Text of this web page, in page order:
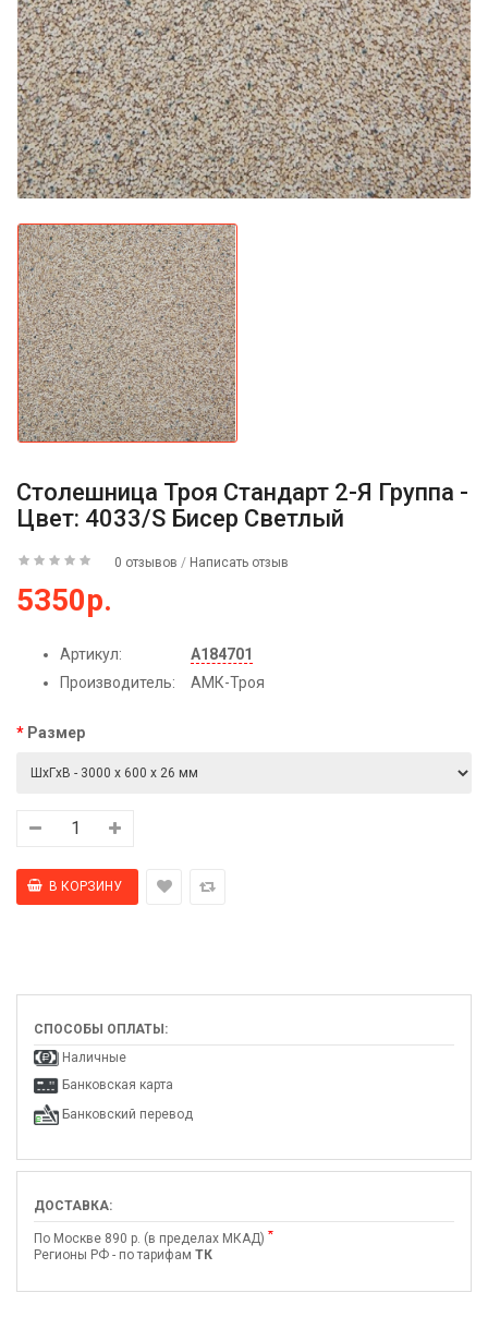
Столешница Троя Стандарт 2-Я Группа -
Цвет: 4033/S Бисер Светлый
0 отзывов / Написать отзыв
5350р.
Артикул:
А184701
Производитель:
АМК-Троя
Размер
СПОСОБЫ ОПЛАТЫ:
Наличные
Банковская карта
Банковский перевод
ДОСТАВКА:
По Москве 890 р. (в пределах МКАД) *
Регионы РФ - по тарифам ТК